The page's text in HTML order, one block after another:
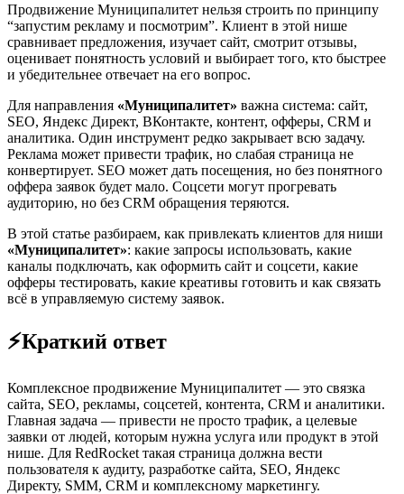
Продвижение Муниципалитет нельзя строить по принципу
“запустим рекламу и посмотрим”. Клиент в этой нише
сравнивает предложения, изучает сайт, смотрит отзывы,
оценивает понятность условий и выбирает того, кто быстрее
и убедительнее отвечает на его вопрос.
Для направления «Муниципалитет» важна система: сайт,
SEO, Яндекс Директ, ВКонтакте, контент, офферы, CRM и
аналитика. Один инструмент редко закрывает всю задачу.
Реклама может привести трафик, но слабая страница не
конвертирует. SEO может дать посещения, но без понятного
оффера заявок будет мало. Соцсети могут прогревать
аудиторию, но без CRM обращения теряются.
В этой статье разбираем, как привлекать клиентов для ниши
«Муниципалитет»: какие запросы использовать, какие
каналы подключать, как оформить сайт и соцсети, какие
офферы тестировать, какие креативы готовить и как связать
всё в управляемую систему заявок.
⚡Краткий ответ
Комплексное продвижение Муниципалитет — это связка
сайта, SEO, рекламы, соцсетей, контента, CRM и аналитики.
Главная задача — привести не просто трафик, а целевые
заявки от людей, которым нужна услуга или продукт в этой
нише. Для RedRocket такая страница должна вести
пользователя к аудиту, разработке сайта, SEO, Яндекс
Директу, SMM, CRM и комплексному маркетингу.